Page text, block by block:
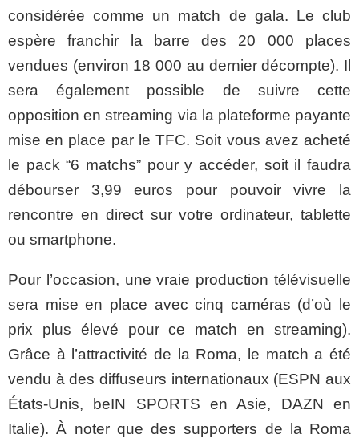
considérée comme un match de gala. Le club
espère franchir la barre des 20 000 places
vendues (environ 18 000 au dernier décompte). Il
sera également possible de suivre cette
opposition en streaming via la plateforme payante
mise en place par le TFC. Soit vous avez acheté
le pack “6 matchs” pour y accéder, soit il faudra
débourser 3,99 euros pour pouvoir vivre la
rencontre en direct sur votre ordinateur, tablette
ou smartphone.
Pour l’occasion, une vraie production télévisuelle
sera mise en place avec cinq caméras (d’où le
prix plus élevé pour ce match en streaming).
Grâce à l’attractivité de la Roma, le match a été
vendu à des diffuseurs internationaux (ESPN aux
États-Unis, beIN SPORTS en Asie, DAZN en
Italie). À noter que des supporters de la Roma